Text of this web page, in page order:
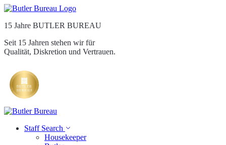
15 Jahre BUTLER BUREAU
Seit 15 Jahren stehen wir für
Qualität, Diskretion und Vertrauen.
Staff Search
Housekeeper